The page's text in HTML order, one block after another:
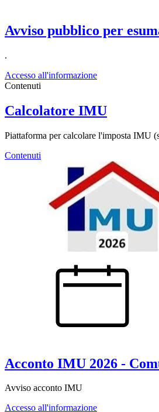
Avviso pubblico per
.
Accesso all'informazione
Contenuti
Calcolatore IMU
Piattaforma per calcolare l'imposta IMU
Contenuti
Acconto IMU 2026 -
Avviso acconto IMU
Accesso all'informazione